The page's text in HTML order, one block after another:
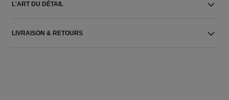
L'ART DU DÉTAIL
LIVRAISON & RETOURS